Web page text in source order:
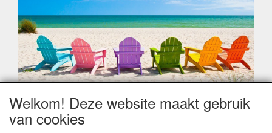
Geachte klant,
Zoals elk jaar zorgt de verlofperiode, naast een hoop
Welkom! Deze website maakt gebruik
van cookies